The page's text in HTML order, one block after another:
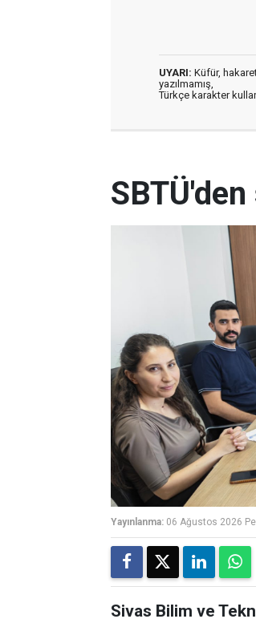
UYARI: Küfür,
yazılmamış,
Türkçe karakter
Yayınlanma: 06 Ağustos 2026
Sivas Bilim ve